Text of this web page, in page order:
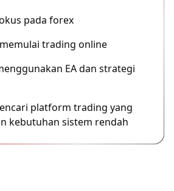
pada forex
trading online
EA dan strategi
platform trading yang
kebutuhan sistem rendah